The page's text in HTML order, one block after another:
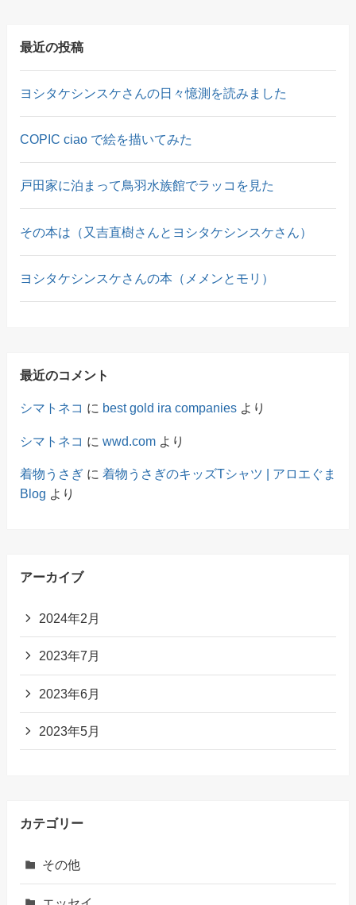
最近の投稿
ヨシタケシンスケさんの日々憶測を読みました
COPIC ciao で絵を描いてみた
戸田家に泊まって鳥羽水族館でラッコを見た
その本は（又吉直樹さんとヨシタケシンスケさん）
ヨシタケシンスケさんの本（メメンとモリ）
最近のコメント
シマトネコ に best gold ira companiesより
シマトネコ に wwd.comより
着物うさぎに 着物うさぎのキッズTシャツ | アロエぐま
Blog より
アーカイブ
2024年2月
2023年7月
2023年6月
2023年5月
カテゴリー
その他